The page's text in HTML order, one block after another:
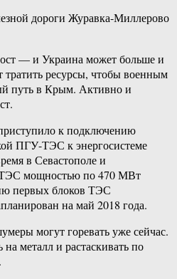
дороги Журавка-Миллерово
— и Украина может больше и
тратить ресурсы, чтобы военным
путь в Крым. Активно и
к подключению
ПГУ-ТЭС к энергосистеме
в Севастополе и
ТЭС мощностью по 470 МВт
первых блоков ТЭС
на май 2018 года.
могут горевать уже сейчас.
металл и растаскивать по